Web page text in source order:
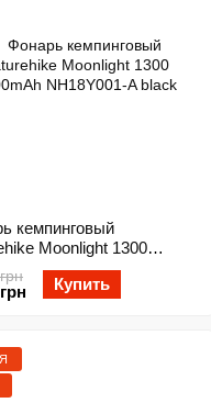
кемпинговый
Moonlight 1300
NH18Y001-A black
Купить